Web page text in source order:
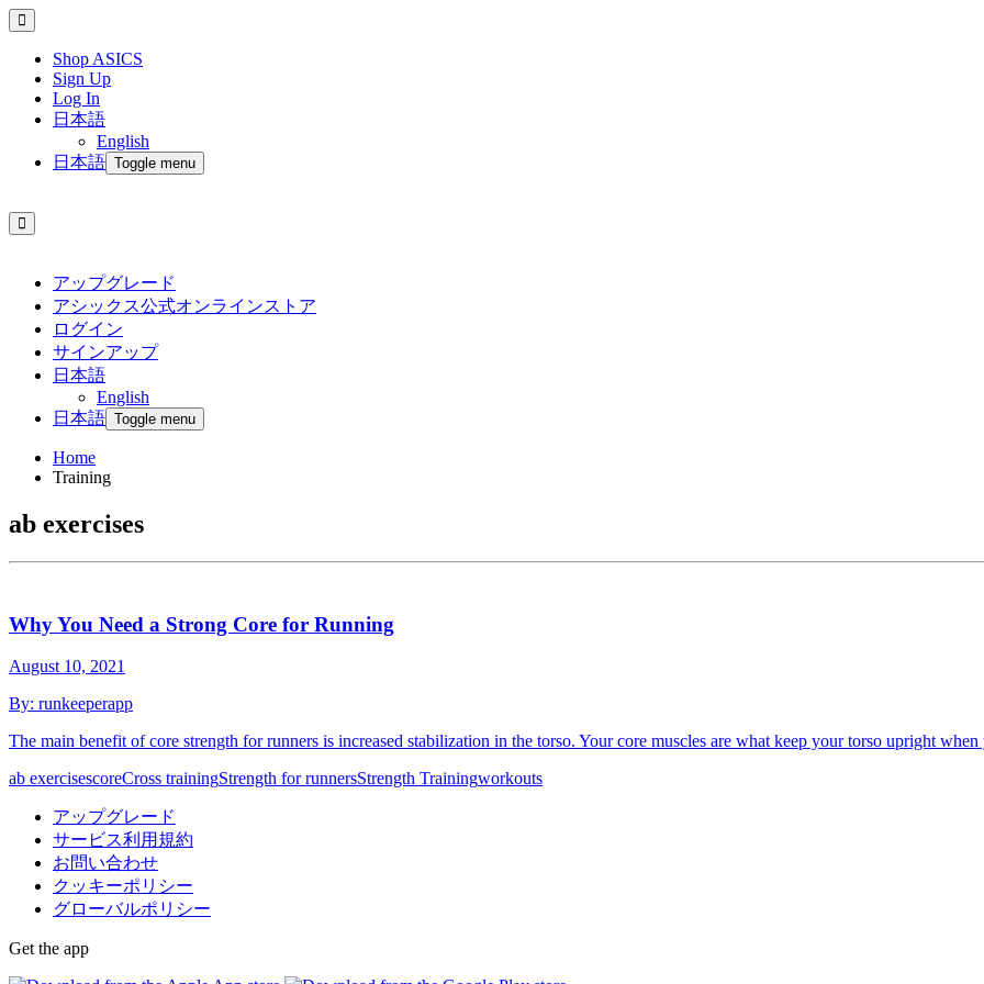
Shop ASICS
Sign Up
Log In
日本語
English
日本語 Toggle menu
アップグレード
アシックス公式オンラインストア
ログイン
サインアップ
日本語
English
日本語 Toggle menu
Home
Training
ab exercises
Why You Need a Strong Core for Running
August 10, 2021
By: runkeeperapp
The main benefit of core strength for runners is increased stabilization in the torso. Your core muscles are what keep your torso upright
ab exercisescoreCross trainingStrength for runnersStrength Trainingworkouts
アップグレード
サービス利用規約
お問い合わせ
クッキーポリシー
グローバルポリシー
Get the app